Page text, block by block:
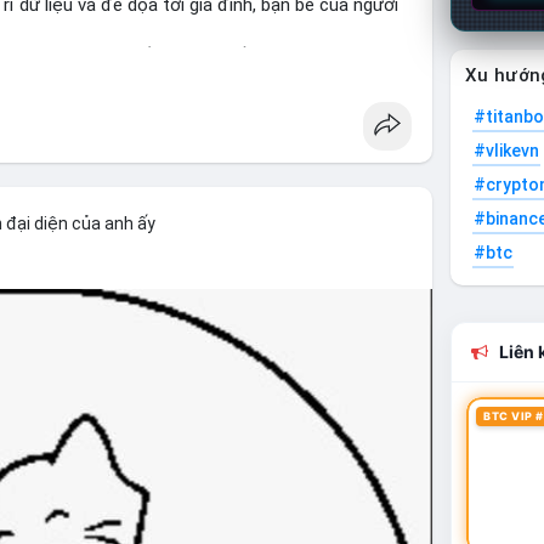
dữ liệu và đe dọa tới gia đình, bạn bè của người
#chainalysis
diện của anh ấy
Xu
#vlikevn
#btc
Liên
BTC VIP